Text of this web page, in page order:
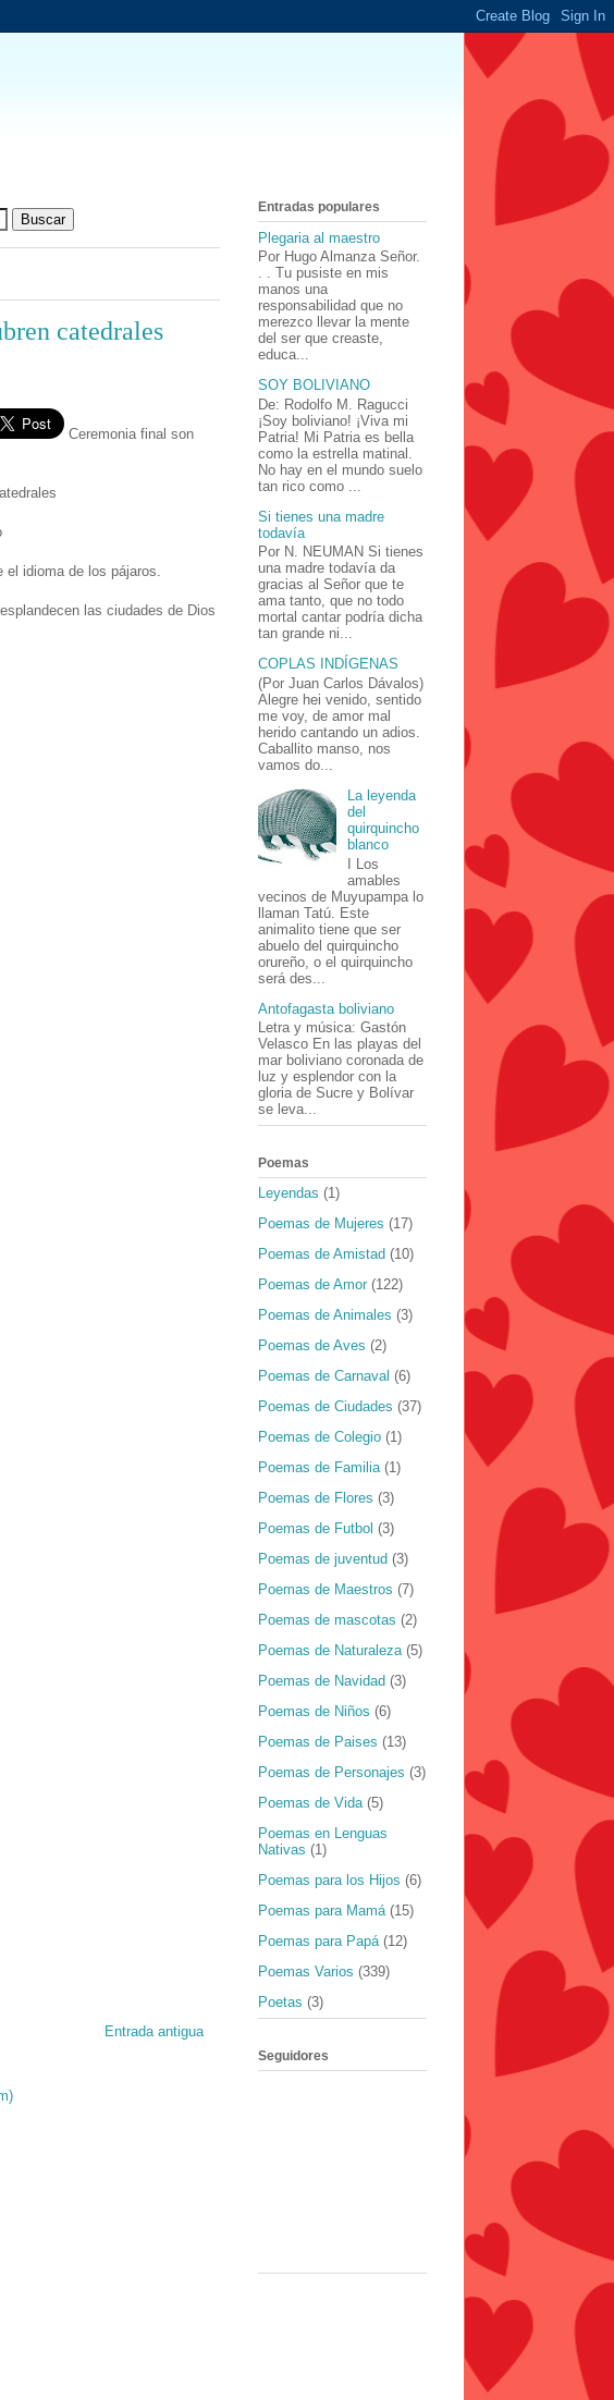
catedrales
Ceremonia final son
idioma de los pájaros.
las ciudades de Dios
Entrada antigua
Entradas populares
Plegaria al maestro
Por Hugo Almanza Señor.
. . Tu pusiste en mis
manos una
responsabilidad que no
merezco llevar la mente
del ser que creaste,
educa...
SOY BOLIVIANO
De: Rodolfo M. Ragucci
¡Soy boliviano! ¡Viva mi
Patria! Mi Patria es bella
como la estrella matinal.
No hay en el mundo suelo
tan rico como ...
Si tienes una madre
todavía
Por N. NEUMAN Si tienes
una madre todavía da
gracias al Señor que te
ama tanto, que no todo
mortal cantar podría dicha
tan grande ni...
COPLAS INDÍGENAS
(Por Juan Carlos Dávalos)
Alegre hei venido, sentido
me voy, de amor mal
herido cantando un adios.
Caballito manso, nos
vamos do...
La leyenda
del
quirquincho
blanco
I Los
amables
vecinos de Muyupampa lo
llaman Tatú. Este
animalito tiene que ser
abuelo del quirquincho
orureño, o el quirquincho
será des...
Antofagasta boliviano
Letra y música: Gastón
Velasco En las playas del
mar boliviano coronada de
luz y esplendor con la
gloria de Sucre y Bolívar
se leva...
Poemas
Leyendas (1)
Poemas de Mujeres (17)
Poemas de Amistad (10)
Poemas de Amor (122)
Poemas de Animales (3)
Poemas de Aves (2)
Poemas de Carnaval (6)
Poemas de Ciudades (37)
Poemas de Colegio (1)
Poemas de Familia (1)
Poemas de Flores (3)
Poemas de Futbol (3)
Poemas de juventud (3)
Poemas de Maestros (7)
Poemas de mascotas (2)
Poemas de Naturaleza (5)
Poemas de Navidad (3)
Poemas de Niños (6)
Poemas de Paises (13)
Poemas de Personajes (3)
Poemas de Vida (5)
Poemas en Lenguas
Nativas (1)
Poemas para los Hijos (6)
Poemas para Mamá (15)
Poemas para Papá (12)
Poemas Varios (339)
Poetas (3)
Seguidores